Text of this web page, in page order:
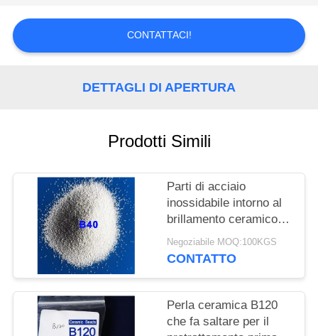
RICHIEDA
CITAZIONE
SITO
POLITICA
SULLA
PRIVACY
CONTATTACI!
DETTAGLI DI APERTURA
Prodotti Simili
Parti di acciaio
inossidabile intorno al
brillamento ceramico
solido della perla
Negoziabile MOQ:100KGS
CONTATTO
Perla ceramica B120
che fa saltare per il